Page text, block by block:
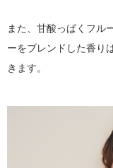
また、甘酸っぱくフル
ーをブレンドした香り
きます。